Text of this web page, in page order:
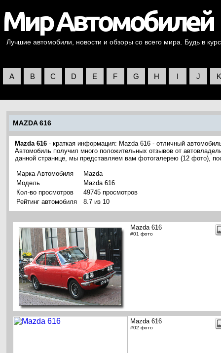
Лучшие автомобили, новости и обзоры со всего мира. Будь в
A B C D E F G H I J K
MAZDA 616
Mazda 616 - краткая информация: Mazda 616 - отличный
Автомобиль получил много положительных отзывов от
данной странице, мы представляем вам фотогалерею (12 фото),
Марка Автомобиля
Mazda
Модель
Mazda 616
Кол-во просмотров
49745 просмотров
Рейтинг автомобиля
8.7 из 10
Mazda 616
#01 фото
Mazda 616
#02 фото